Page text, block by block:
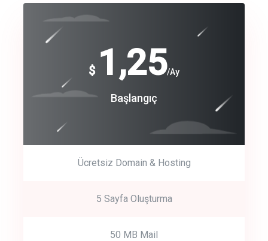
$ 1,25/Ay
Başlangıç
Ücretsiz Domain & Hosting
5 Sayfa Oluşturma
50 MB Mail
Free
Basic